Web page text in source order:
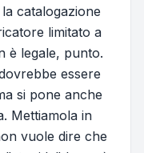
catalogazione
limitato a
è legale, punto.
essere
si pone anche
Mettiamola in
vuole dire che